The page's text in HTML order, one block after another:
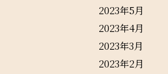
2023年5月
2023年4月
2023年3月
2023年2月